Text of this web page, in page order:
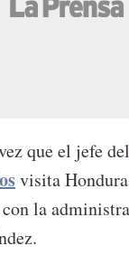
que el jefe del
visita
la